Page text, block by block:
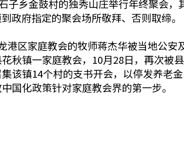
乡金鼓村的独秀山庄举行年终聚会，
政府指定的聚会场所敬拜、否则取缔。
区家庭教会的牧师蒋杰华被当地公安
秋镇一家庭教会，10月28日，再次被
该镇14个村的支书开会，以停发养老
国化政策针对家庭教会界的第一步。